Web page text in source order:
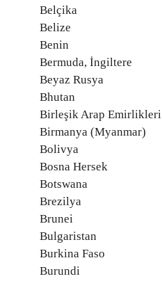
Belçika
Belize
Benin
Bermuda, İngiltere
Beyaz Rusya
Bhutan
Birleşik Arap Emirlikleri
Birmanya (Myanmar)
Bolivya
Bosna Hersek
Botswana
Brezilya
Brunei
Bulgaristan
Burkina Faso
Burundi